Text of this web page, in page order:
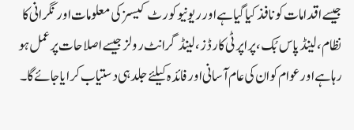
جیسے اقدامات کو نافذ کیا گیا ہے اور ریونیو کورٹ کیسز کی معلومات اور نگرانی کا
نظام ، لینڈ پاس بُک ، پراپرٹی کارڈز ، لینڈ گرانٹ رولز جیسے اصلاحات پر عمل ہو
رہا ہے اور عوام کو ان کی عام آسانی اور فائدہ کیلئے جلد ہی دستیاب کرایا جائے گا ۔